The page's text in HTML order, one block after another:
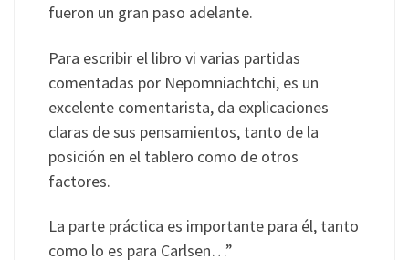
fueron un gran paso adelante.
Para escribir el libro vi varias partidas
comentadas por Nepomniachtchi, es un
excelente comentarista, da explicaciones
claras de sus pensamientos, tanto de la
posición en el tablero como de otros
factores.
La parte práctica es importante para él, tanto
como lo es para Carlsen…”